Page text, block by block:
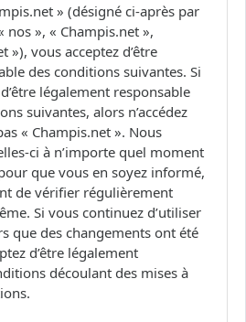
» (désigné ci-après par
nos », « Champis.net »,
vous acceptez d’être
des conditions suivantes. Si
légalement responsable
suivantes, alors n’accédez
« Champis.net ». Nous
ci à n’importe quel moment
que vous en soyez informé,
de vérifier régulièrement
Si vous continuez d’utiliser
que des changements ont été
d’être légalement
découlant des mises à